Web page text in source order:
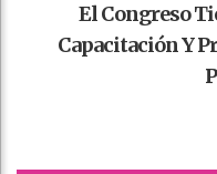
El Congreso
Capacitación Y